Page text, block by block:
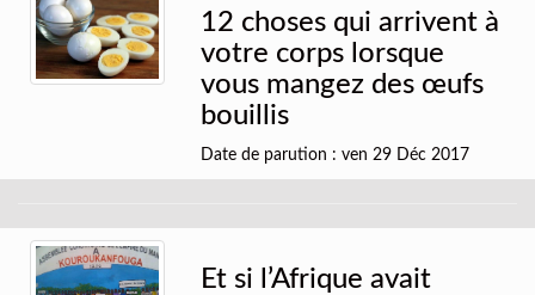
12 choses qui arrivent à
votre corps lorsque
vous mangez des œufs
bouillis
Date de parution : ven 29 Déc 2017
Et si l’Afrique avait